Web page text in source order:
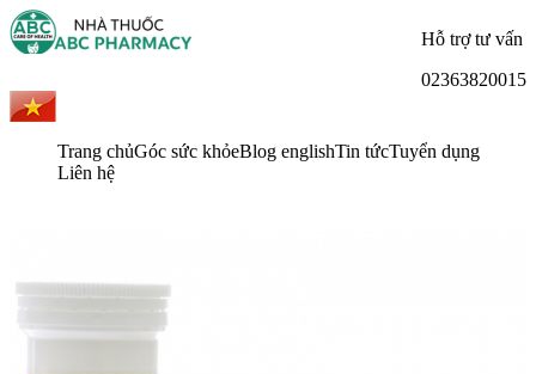
Hỗ trợ tư vấn
02363820015
Trang chủGóc sức khỏeBlog englishTin tứcTuyển dụng
Liên hệ